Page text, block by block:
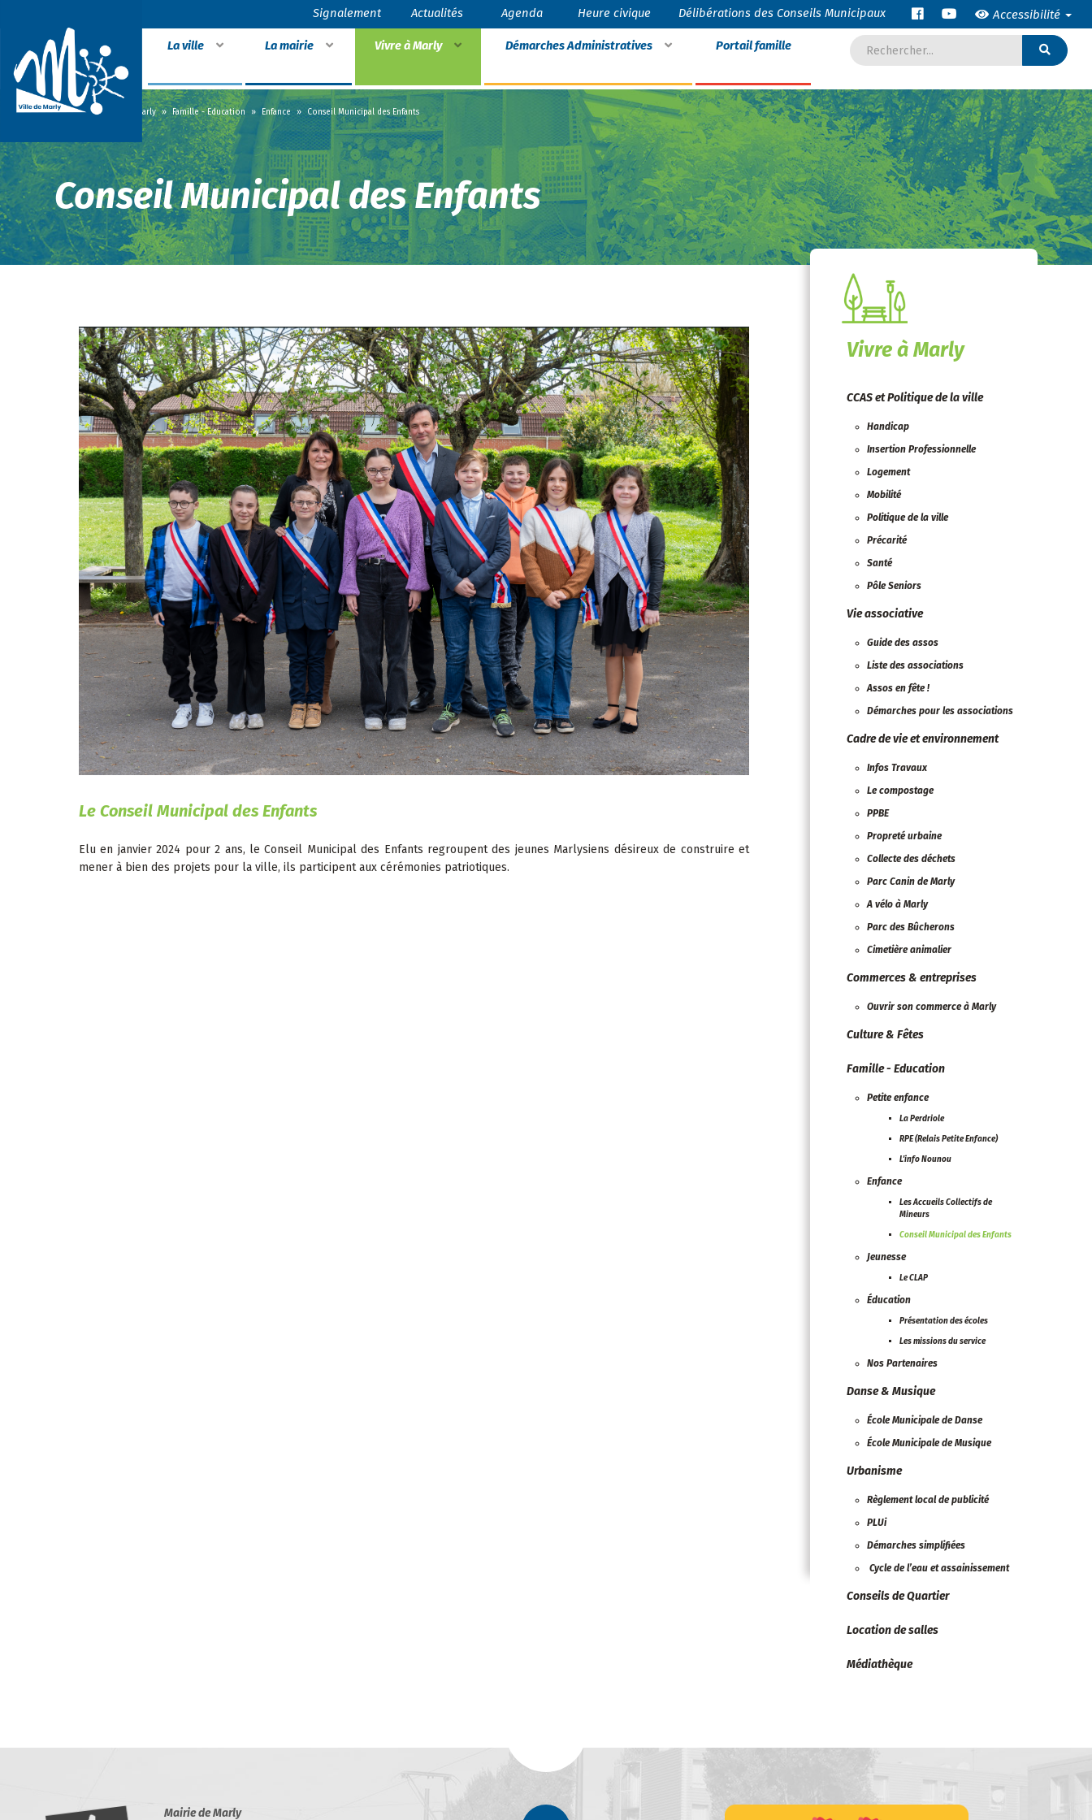
Signalement Actualités Agenda Heure civique Délibérations des Conseils Municipaux Accessibilité
La ville La mairie Vivre à Marly Démarches Administratives Portail famille
Accueil » Vivre à Marly » Famille - Education » Enfance » Conseil Municipal des Enfants
Conseil Municipal des Enfants
Le Conseil Municipal des Enfants
Elu en janvier 2024 pour 2 ans, le Conseil Municipal des Enfants regroupent des jeunes Marlysiens désireux de construire et
mener à bien des projets pour la ville, ils participent aux cérémonies patriotiques.
Vivre à Marly
CCAS et Politique de la ville
Handicap
Insertion Professionnelle
Logement
Mobilité
Politique de la ville
Précarité
Santé
Pôle Seniors
Vie associative
Guide des assos
Liste des associations
Assos en fête !
Démarches pour les associations
Cadre de vie et environnement
Infos Travaux
Le compostage
PPBE
Propreté urbaine
Collecte des déchets
Parc Canin de Marly
A vélo à Marly
Parc des Bûcherons
Cimetière animalier
Commerces & entreprises
Ouvrir son commerce à Marly
Culture & Fêtes
Famille - Education
Petite enfance
La Perdriole
RPE (Relais Petite Enfance)
L'info Nounou
Enfance
Les Accueils Collectifs de
Mineurs
Conseil Municipal des Enfants
Jeunesse
Le CLAP
Éducation
Présentation des écoles
Les missions du service
Nos Partenaires
Danse & Musique
École Municipale de Danse
École Municipale de Musique
Urbanisme
Règlement local de publicité
PLUi
Démarches simplifiées
Cycle de l’eau et assainissement
Conseils de Quartier
Location de salles
Médiathèque
Mairie de Marly